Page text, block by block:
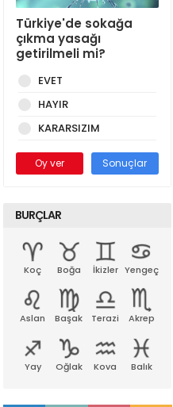
Türkiye'de sokağa
çıkma yasağı
getirilmeli mi?
EVET
HAYIR
KARARSIZIM
Oy ver Sonuçlar
BURÇLAR
Koç Boğa İkizler Yengeç
Aslan Başak Terazi Akrep
Yay Oğlak Kova Balık